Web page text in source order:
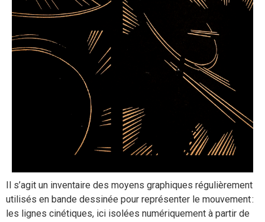
Il s’agit un inventaire des moyens graphiques régulièrement
utilisés en bande dessinée pour représenter le mouvement :
les lignes cinétiques, ici isolées numériquement à partir de